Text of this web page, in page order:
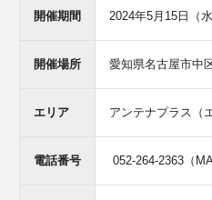
開催期間 2024年5月15日（
開催場所 愛知県名古屋市
エリア アンテナプラス（
電話番号 052-264-2363（